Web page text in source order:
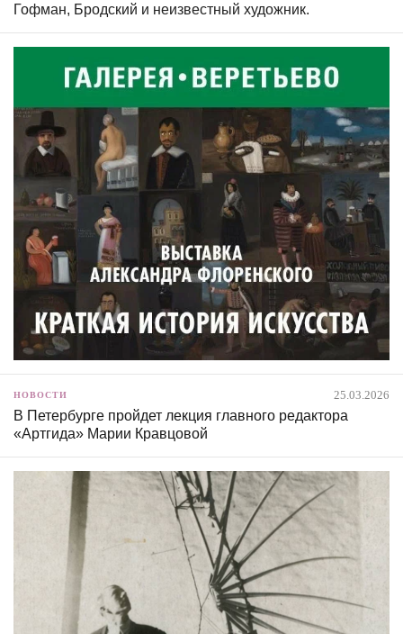
Гофман, Бродский и неизвестный художник.
НОВОСТИ 25.03.2026
В Петербурге пройдет лекция главного редактора
«Артгида» Марии Кравцовой